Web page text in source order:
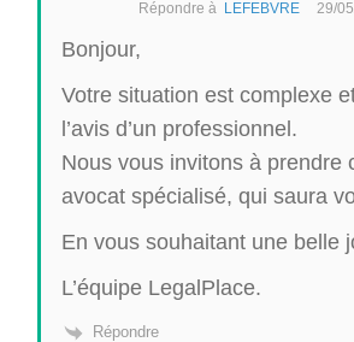
Répondre à LEFEBVRE 29/
Bonjour,
Votre situation est complexe
l’avis d’un professionnel.
Nous vous invitons à prendre
avocat spécialisé, qui saura
En vous souhaitant une belle
L’équipe LegalPlace.
Répondre